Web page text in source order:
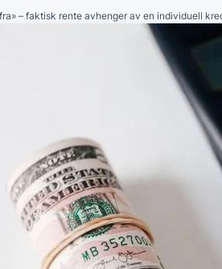
– faktisk rente avhenger av en individuell